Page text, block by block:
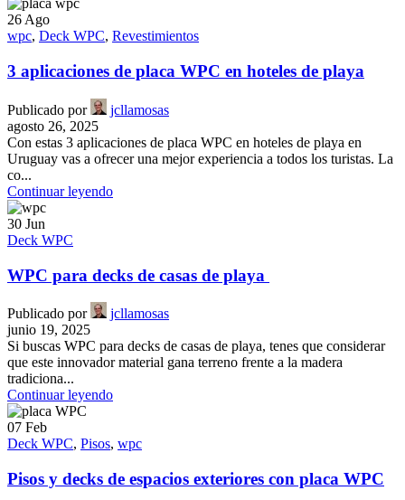
26Ago
wpc, Deck WPC, Revestimientos
3 aplicaciones de placa WPC en hoteles de playa
Publicado por
jcllamosas
agosto 26, 2025
Con estas 3 aplicaciones de placa WPC en hoteles de playa en
Uruguay vas a ofrecer una mejor experiencia a todos los turistas. La
co...
Continuar leyendo
30 Jun
Deck WPC
WPC para decks de casas de playa
Publicado por
jcllamosas
junio 19, 2025
Si buscas WPC para decks de casas de playa, tenes que considerar
que este innovador material gana terreno frente a la madera
tradiciona...
Continuar leyendo
07 Feb
Deck WPC, Pisos, wpc
Pisos y decks de espacios exteriores con placa WPC